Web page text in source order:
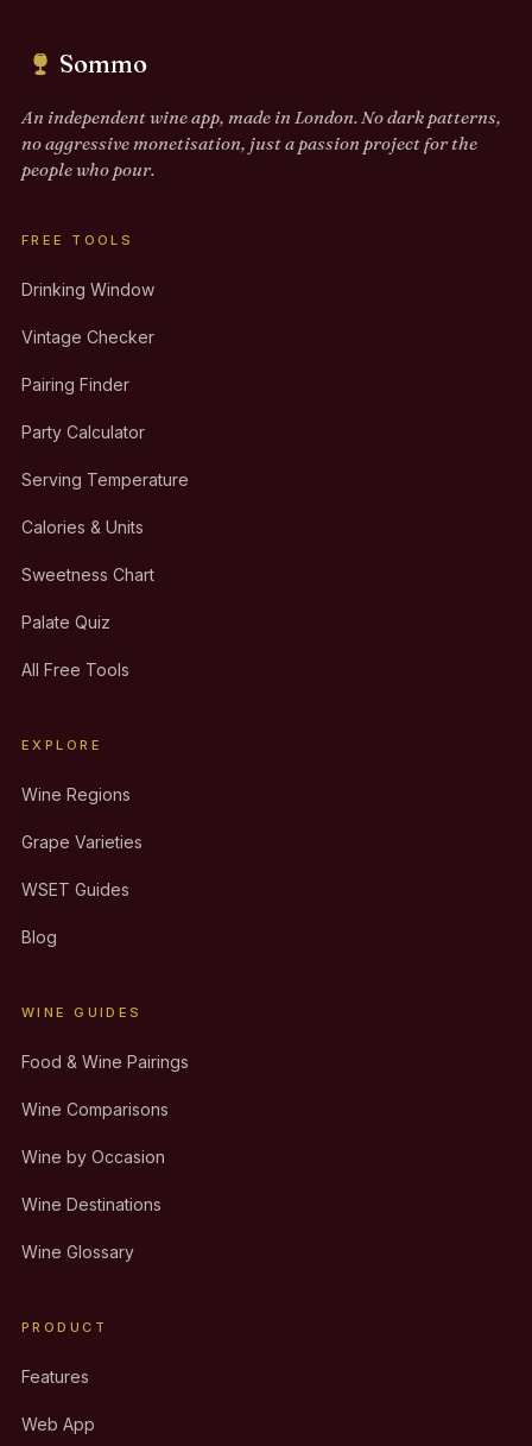
Sommo
An independent wine app, made in London. No dark patterns,
no aggressive monetisation, just a passion project for the
people who pour.
FREE TOOLS
Drinking Window
Vintage Checker
Pairing Finder
Party Calculator
Serving Temperature
Calories & Units
Sweetness Chart
Palate Quiz
All Free Tools
EXPLORE
Wine Regions
Grape Varieties
WSET Guides
Blog
WINE GUIDES
Food & Wine Pairings
Wine Comparisons
Wine by Occasion
Wine Destinations
Wine Glossary
PRODUCT
Features
Web App